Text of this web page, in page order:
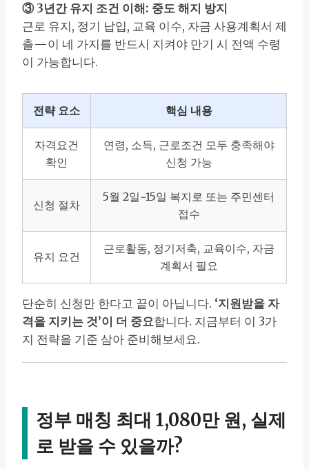
③ 3년간 유지 조건 이해: 중도 해지 방지
근로 유지, 정기 납입, 교육 이수, 자금 사용계획서 제
출—이 네 가지를 반드시 지켜야 만기 시 전액 수령
이 가능합니다.
전략 요소 핵심 내용
자격요건
확인
연령, 소득, 근로조건 모두 충족해야
신청 가능
신청 절차
5월 2일~15일 복지로 또는 주민센터
접수
유지 요건
근로활동, 정기저축, 교육이수, 자금
계획서 필요
단순히 신청만 한다고 끝이 아닙니다. ‘지원받을 자
격을 지키는 것’이 더 중요합니다. 지금부터 이 3가
지 전략을 기준 삼아 준비해보세요.
정부 매칭 최대 1,080만 원, 실제
로 받을 수 있을까?